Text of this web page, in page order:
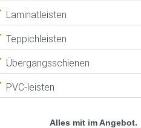
Laminatleisten
Teppichleisten
Übergangsschienen
PVC-leisten
Alles mit im Angebot.